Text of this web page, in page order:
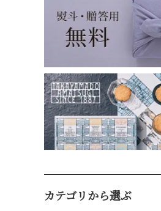
焼き菓子・もなか
カテゴリから選ぶ